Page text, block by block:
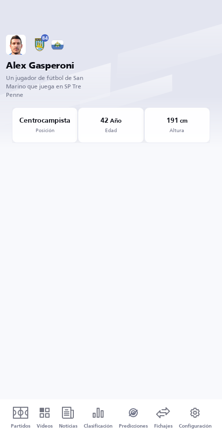
84
Alex Gasperoni
Un jugador de fútbol de San
Marino que juega en SP Tre
Penne
Centrocampista
Posición
42 Año
Edad
191 cm
Altura
Partidos Vídeos Noticias Clasificación Predicciones Fichajes Configuración